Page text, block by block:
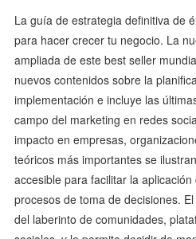
La guía de estrategia definitiva de
para hacer crecer tu negocio. La
ampliada de este best seller
nuevos contenidos sobre la
implementación e incluye las
campo del marketing en redes
impacto en empresas,
teóricos más importantes se
accesible para facilitar la
procesos de toma de decisiones.
del laberinto de comunidades,